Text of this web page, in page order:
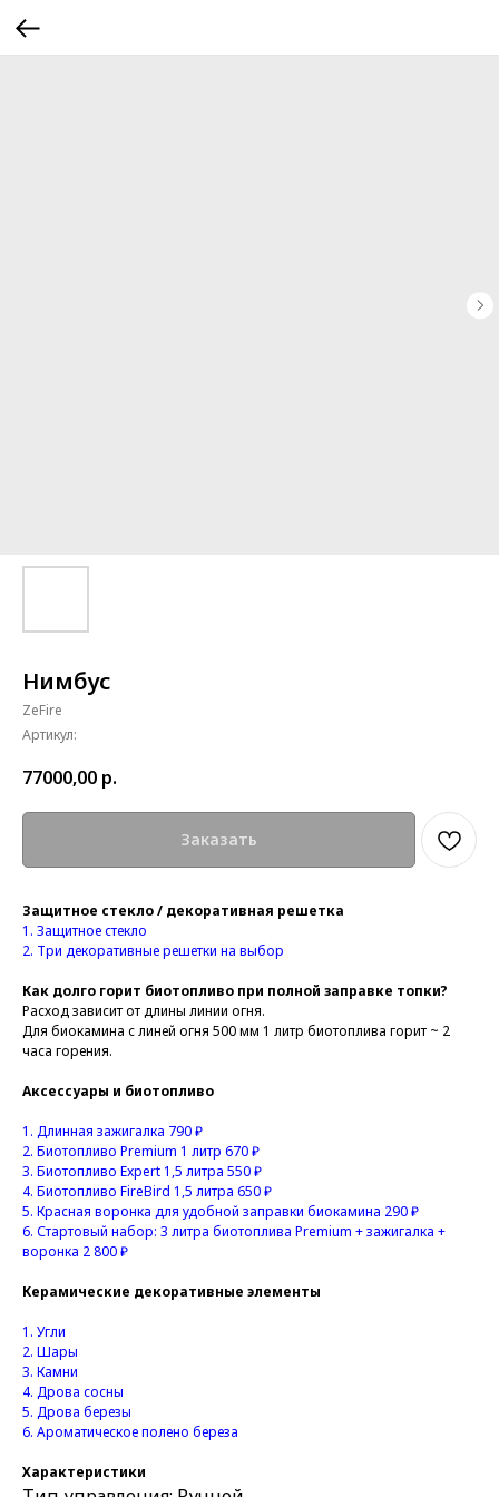
Нимбус
ZeFire
Артикул:
77000,00 р.
Заказать
Защитное стекло / декоративная решетка
1. Защитное стекло
2. Три декоративные решетки на выбор
Как долго горит биотопливо при полной заправке топки?
Расход зависит от длины линии огня.
Для биокамина с линей огня 500 мм 1 литр биотоплива горит ~ 2
часа горения.
Аксессуары и биотопливо
1. Длинная зажигалка 790 ₽
2. Биотопливо Premium 1 литр 670 ₽
3. Биотопливо Expert 1,5 литра 550 ₽
4. Биотопливо FireBird 1,5 литра 650 ₽
5. Красная воронка для удобной заправки биокамина 290 ₽
6. Стартовый набор: 3 литра биотоплива Premium + зажигалка +
воронка 2 800 ₽
Керамические декоративные элементы
1. Угли
2. Шары
3. Камни
4. Дрова сосны
5. Дрова березы
6. Ароматическое полено береза
Характеристики